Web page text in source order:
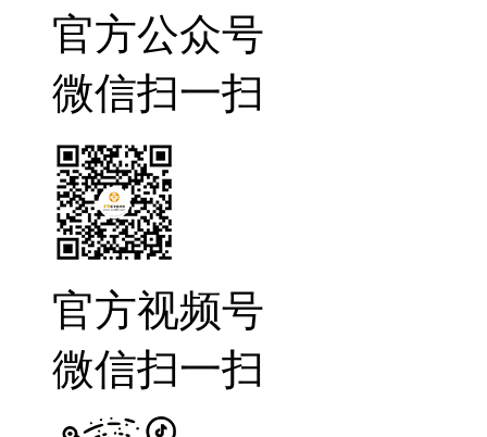
官方公众号
微信扫一扫
官方视频号
微信扫一扫